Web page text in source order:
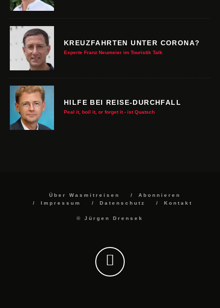
KREUZFAHRTEN UNTER CORONA?
Experte Franz Neumeier im Touristik Talk
HILFE BEI REISE-DURCHFALL
Peal it, boil it, or forget it - ist Quatsch
Über Wasmitreisen
Abonnieren
Impressum
Datenschutz Kontakt
© Jürgen Drensek